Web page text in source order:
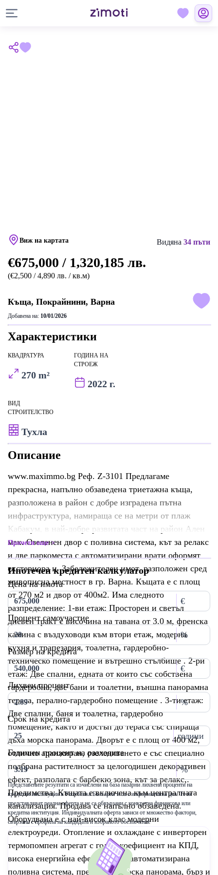
Виж на картата Видяна 34 пъти
€675,000 / 1,320,185 лв.
(€2,500 / 4,890 лв. / кв.м)
Къща, Покрайнини, Варна
Добавена на: 10/01/2026
Характеристики
КВАДРАТУРА
270 m²
ГОДИНА НА
СТРОЕЖ
2022 г.
ВИД
СТРОИТЕЛСТВО
Тухла
Описание
www.maximmo.bg Реф. Z-3101 Предлагаме
прекрасна, напълно обзаведена триетажна къща,
разположена в район с добре изградена пътна
инфраструктура, намираща се на метри от плаж
Кабакум, в най-добре развитата част на район Ален
мак. Озеленен двор с поливна система, кът за релакс
и две паркоместа с автоматизирани врати оформят
екстериора и. Забележителен имот, разположен сред
живописна местност в гр. Варна. Къщата е с площ
от 270 м2 и двор от 400м2. Има следното
разпределение: 1-ви етаж: Просторен и светъл
дневен тракт с височина на тавана от 3.0 м, френска
камина с въздуховоди към втори етаж, модерна
кухня и трапезария, тоалетна, гардеробно-
техническо помещение и вътрешно стълбище . 2-ри
етаж: Две спални, едната от които със собствена
гардеробна, две бани и тоалетни, външна панорамна
тераса, перално-гардеробно помещение . 3-ти етаж:
Две спални, баня и тоалетна, гардеробно
помещение, както и достъп до тераса със спираща
дъха морска панорама. Дворът е с площ от 400 м2,
отлично аранжиран, озеленяването е със специално
подбрана растителност за целогодишен декоративен
ефект, разполага с барбекю зона, кът за релакс,.
Предимства: Къщата е включена към централната
канализация. Продава се напълно обзаведена.
Оборудвана е с най-висок клас модерни
електроуреди. Отопление и охлаждане с инверторен
термопомпен агрегат с голям коефициент на КПД,
висока енергийна ефективност, автоматизирана
поливна система, прекрасна морска панорама, бърз и
Прочети още
Ипотечен кредитен калкулатор
Цена на имота
€
Процент самоучастие
%
Размер на кредита
€
Лихвен процент
%
Срок на кредита
години
Годишен процент на разходите
%
Представените резултати са изчислени на база пазарни лихвени проценти на
кредитни институции в Република България и са с информативна цел. Те не
представляват реална оферта и не са обвързани с конкретна финансова или
кредитна институция. Индивидуалната оферта зависи от множество фактори,
свързани с профила на кандидата и избраното обезпечение